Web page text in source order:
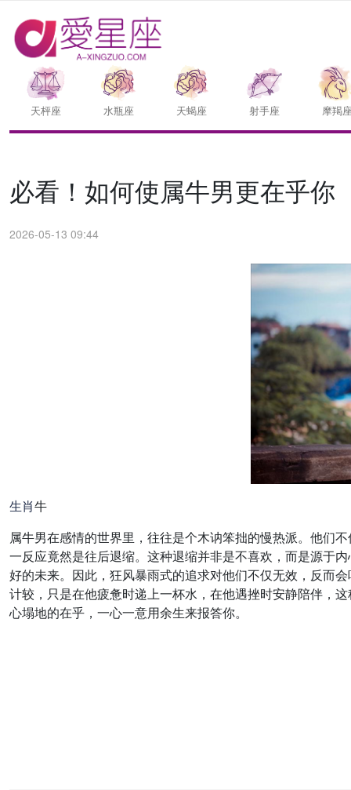
天枰座 水瓶座 天蝎座 射手座 摩羯
必看！如何使属牛男更在乎你
2026-05-13 09:44
生肖牛
属牛男在感情的世界里，往往是个木讷笨拙的慢热派。他们
一反应竟然是往后退缩。这种退缩并非是不喜欢，而是源于
好的未来。因此，狂风暴雨式的追求对他们不仅无效，反而
计较，只是在他疲惫时递上一杯水，在他遇挫时安静陪伴，
心塌地的在乎，一心一意用余生来报答你。